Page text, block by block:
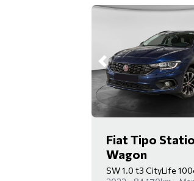
Fiat Tipo
Wagon
SW 1.0 t3 CityLife